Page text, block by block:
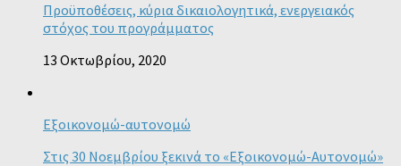
Προϋποθέσεις, κύρια δικαιολογητικά, ενεργειακός
στόχος του προγράμματος
13 Οκτωβρίου, 2020
Εξοικονομώ-αυτονομώ
Στις 30 Νοεμβρίου ξεκινά το «Εξοικονομώ-Αυτονομώ»